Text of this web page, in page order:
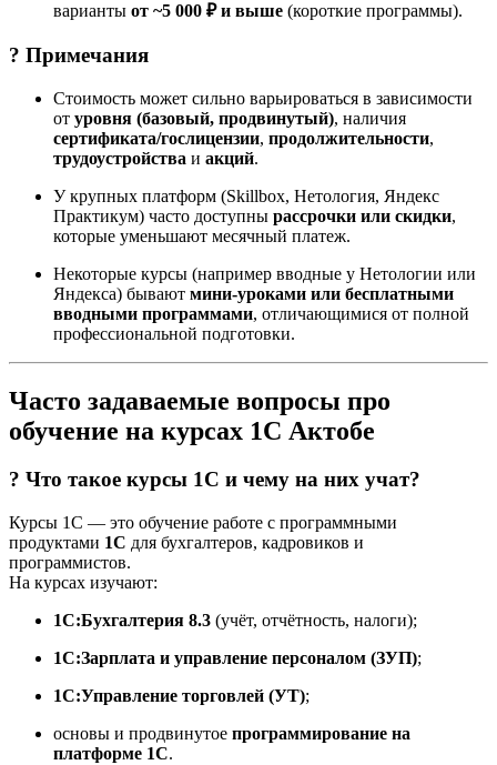
варианты от ~5 000 ₽ и выше (короткие программы).
? Примечания
Стоимость может сильно варьироваться в зависимости
от уровня (базовый, продвинутый), наличия
сертификата/гослицензии, продолжительности,
трудоустройства и акций.
У крупных платформ (Skillbox, Нетология, Яндекс
Практикум) часто доступны рассрочки или скидки,
которые уменьшают месячный платеж.
Некоторые курсы (например вводные у Нетологии или
Яндекса) бывают мини-уроками или бесплатными
вводными программами, отличающимися от полной
профессиональной подготовки.
Часто задаваемые вопросы про
обучение на курсах 1С Актобе
? Что такое курсы 1С и чему на них учат?
Курсы 1С — это обучение работе с программными
продуктами 1С для бухгалтеров, кадровиков и
программистов.
На курсах изучают:
1С:Бухгалтерия 8.3 (учёт, отчётность, налоги);
1С:Зарплата и управление персоналом (ЗУП);
1С:Управление торговлей (УТ);
основы и продвинутое программирование на
платформе 1С.